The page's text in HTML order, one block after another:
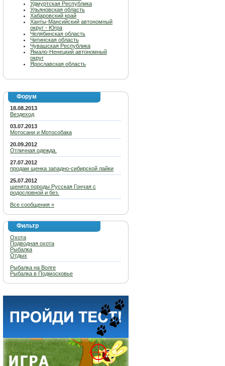
Удмуртская Республика
Ульяновская область
Хабаровский край
Ханты-Мансийский автономный
округ - Югра
Челябинская область
Читинская область
Чувашская Республика
Ямало-Ненецкий автономный
округ
Ярославская область
Форум
18.08.2013
Вездеход
03.07.2013
Мотосани и Мотособака
20.09.2012
Отличная одежда.
27.07.2012
продам щенка западно-сибирской лайки
25.07.2012
щенята породы Русская Гончая с
родословной и без.
Все сообщения »
Фильтр
Охота
Подводная охота
Рыбалка
Отдых
Рыбалка на Волге
Рыбалка в Подмосковье